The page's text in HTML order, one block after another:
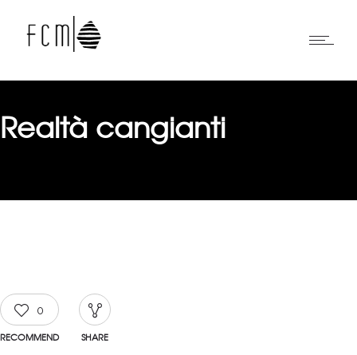
Realtà cangianti
0
RECOMMEND SHARE